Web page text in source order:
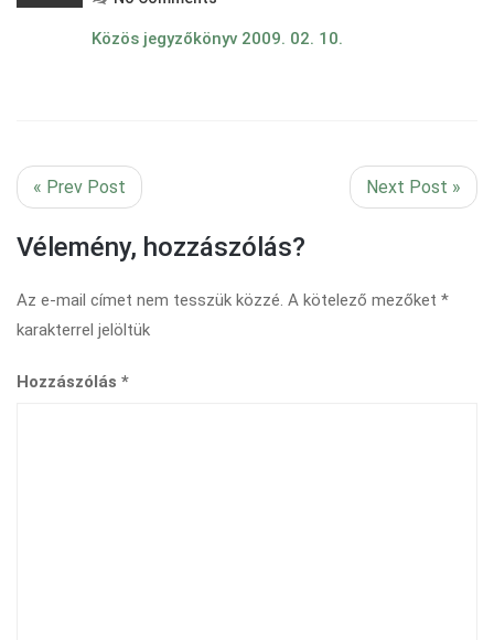
Közös jegyzőkönyv 2009. 02. 10.
« Prev Post Next Post »
Vélemény, hozzászólás?
Az e-mail címet nem tesszük közzé. A kötelező mezőket *
karakterrel jelöltük
Hozzászólás *